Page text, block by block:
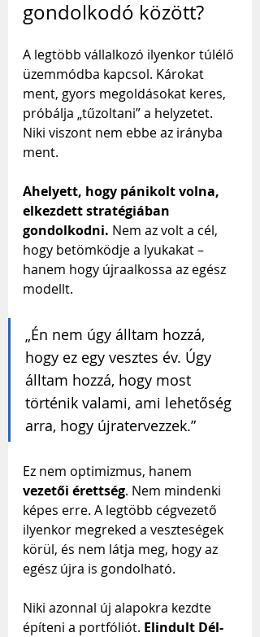
gondolkodó között?
A legtöbb vállalkozó ilyenkor túlélő
üzemmódba kapcsol. Károkat
ment, gyors megoldásokat keres,
próbálja „tűzoltani” a helyzetet.
Niki viszont nem ebbe az irányba
ment.
Ahelyett, hogy pánikolt volna,
elkezdett stratégiában
gondolkodni. Nem az volt a cél,
hogy betömködje a lyukakat –
hanem hogy újraalkossa az egész
modellt.
„Én nem úgy álltam hozzá,
hogy ez egy vesztes év. Úgy
álltam hozzá, hogy most
történik valami, ami lehetőség
arra, hogy újratervezzek.”
Ez nem optimizmus, hanem
vezetői érettség. Nem mindenki
képes erre. A legtöbb cégvezető
ilyenkor megreked a veszteségek
körül, és nem látja meg, hogy az
egész újra is gondolható.
Niki azonnal új alapokra kezdte
építeni a portfóliót. Elindult Dél-